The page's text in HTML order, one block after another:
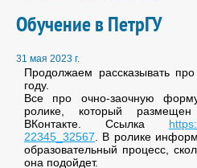
Обучение в ПетрГУ
31 мая 2023 г.
Продолжаем рассказывать
году.
Все про очно-заочную
ролике, который
ВКонтакте. Ссылка
22345_32567. В ролике
образовательный процесс,
она подойдет.